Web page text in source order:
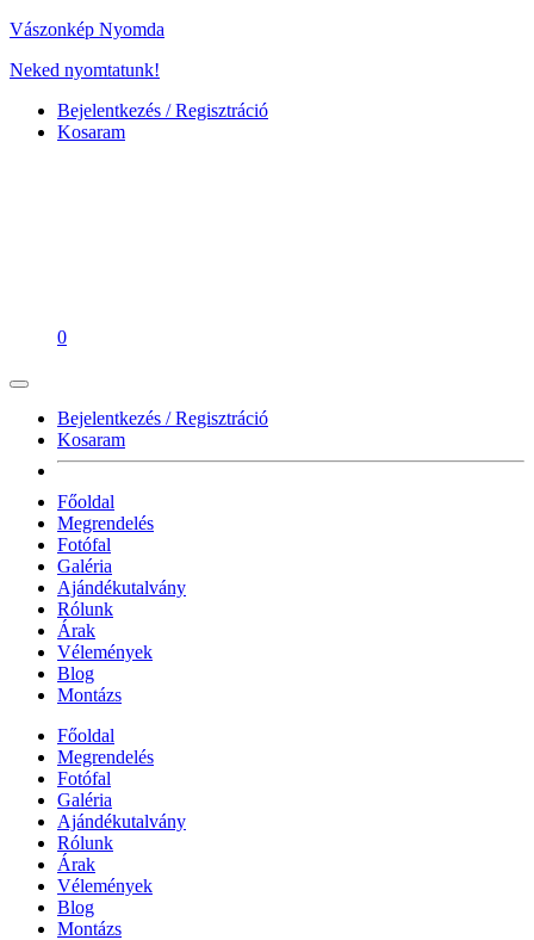
Vászonkép Nyomda
Neked nyomtatunk!
Bejelentkezés / Regisztráció
Kosaram
0
Bejelentkezés / Regisztráció
Kosaram
Főoldal
Megrendelés
Fotófal
Galéria
Ajándékutalvány
Rólunk
Árak
Vélemények
Blog
Montázs
Főoldal
Megrendelés
Fotófal
Galéria
Ajándékutalvány
Rólunk
Árak
Vélemények
Blog
Montázs